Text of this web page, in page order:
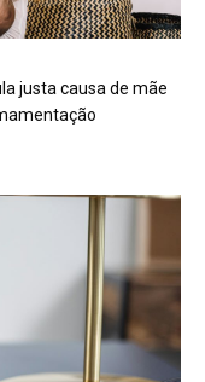
justa causa de mãe